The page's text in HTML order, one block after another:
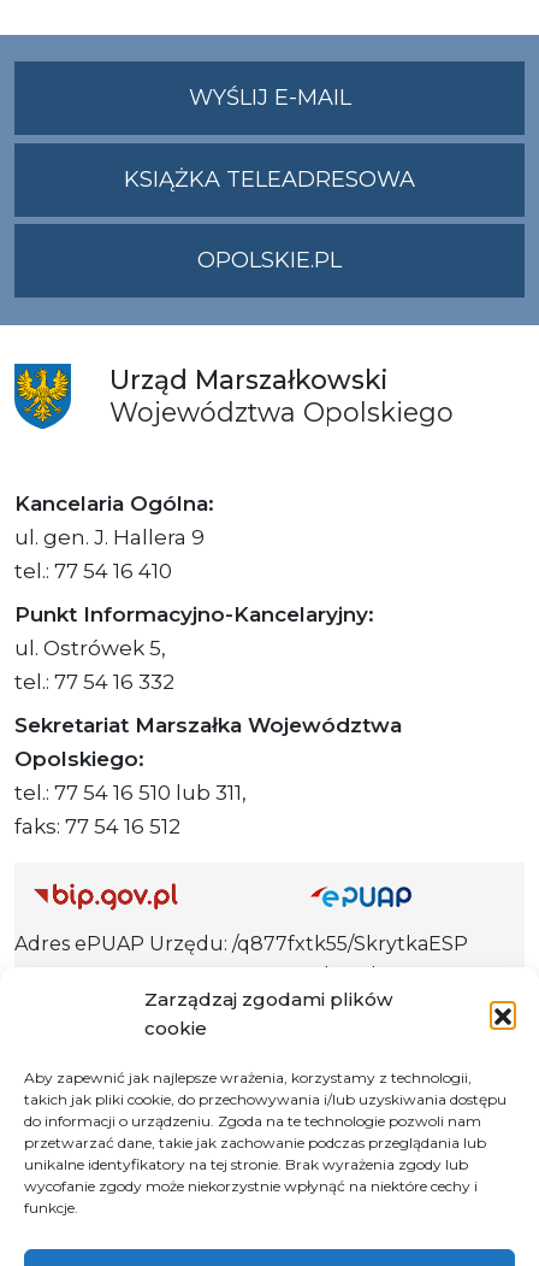
Zarządzaj zgodami plików
cookie
Aby zapewnić jak najlepsze wrażenia, korzystamy z technologii,
takich jak pliki cookie, do przechowywania i/lub uzyskiwania dostępu
do informacji o urządzeniu. Zgoda na te technologie pozwoli nam
przetwarzać dane, takie jak zachowanie podczas przeglądania lub
unikalne identyfikatory na tej stronie. Brak wyrażenia zgody lub
wycofanie zgody może niekorzystnie wpłynąć na niektóre cechy i
funkcje.
WYŚLIJ E-MAILNA
ADRES
KSIĄŻKA TELEADRESOWA
OPOLSKIE.PL
Urząd Marszałkowski
Województwa Opolskiego
Kancelaria Ogólna:
ul. gen. J. Hallera 9
tel.: 77 54 16 410
Punkt Informacyjno-Kancelaryjny:
ul. Ostrówek 5,
tel.: 77 54 16 332
Sekretariat Marszałka Województwa
Opolskiego:
tel.: 77 54 16 510 lub 311,
faks: 77 54 16 512
Adres ePUAP Urzędu: /q877fxtk55/SkrytkaESP
Adres do e-Doręczeń
Urzędu: AE:PL-66703-73759-IGTUV-14
Polityka prywatności
Klauzula informacyjna RODO
Deklaracja dostępności
Instrukcja obsługi BIP